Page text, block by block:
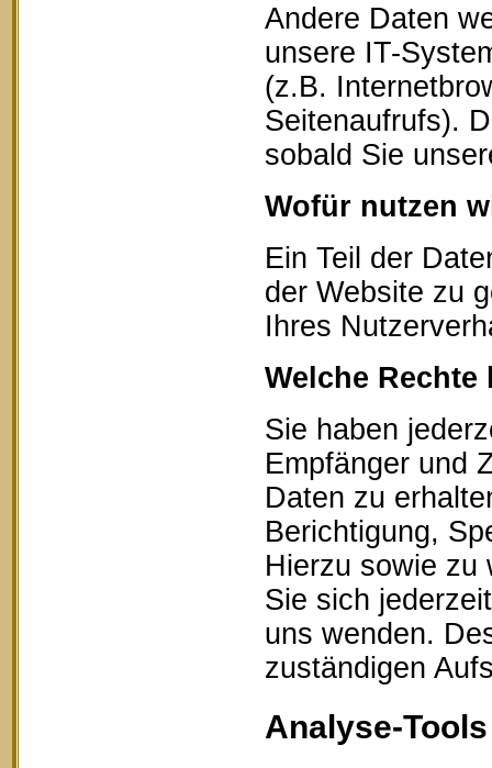
Andere Daten
unsere IT-
(z.B.
Seitenaufrufs).
sobald Sie
Wofür nutzen
Ein Teil der
der Website zu
Ihres
Welche
Sie haben
Empfänger und
Daten zu
Berichtigung,
Hierzu sowie zu
Sie sich
uns wenden.
zuständigen
Analyse-